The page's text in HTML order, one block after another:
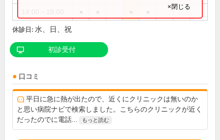
×閉じる
休診日: 水、日、祝
初診受付
口コミ
平日に急に熱が出たので、近くにクリニックは無いのか
と思い病院ナビで検索しました。こちらのクリニックが近く
だったのでに電話...
もっと読む